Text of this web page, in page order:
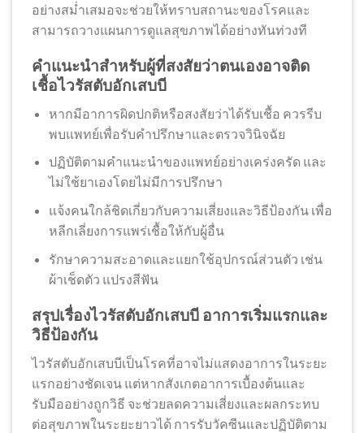
อย่างสม่ำเสมอจะช่วยให้ทราบสถานะของโรคและ
สามารถวางแผนการดูแลสุขภาพได้อย่างทันท่วงที
คำแนะนำสำหรับผู้ที่สงสัยว่าตนเองอาจติด
เชื้อไวรัสตับอักเสบบี
หากมีอาการผิดปกติหรือสงสัยว่าได้รับเชื้อ ควรรีบ
พบแพทย์เพื่อรับคำปรึกษาและตรวจวินิจฉัย
ปฏิบัติตามคำแนะนำของแพทย์อย่างเคร่งครัด และ
ไม่ใช้ยาเองโดยไม่มีการปรึกษา
แจ้งคนใกล้ชิดเกี่ยวกับความเสี่ยงและวิธีป้องกัน เพื่อ
หลีกเลี่ยงการแพร่เชื้อให้กับผู้อื่น
รักษาความสะอาดและแยกใช้อุปกรณ์ส่วนตัว เช่น
ผ้าเช็ดตัว แปรงสีฟัน
สรุปเรื่องไวรัสตับอักเสบบี อาการเริ่มแรกและ
วิธีป้องกัน
ไวรัสตับอักเสบบีเป็นโรคที่อาจไม่แสดงอาการในระยะ
แรกอย่างชัดเจน แต่หากสังเกตอาการเบื้องต้นและ
รับมืออย่างถูกวิธี จะช่วยลดความเสี่ยงและผลกระทบ
ต่อสุขภาพในระยะยาวได้ การรับวัคซีนและปฏิบัติตาม